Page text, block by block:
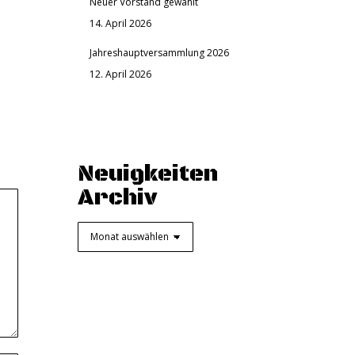
14. April 2026
Jahreshauptversammlung 2026
12. April 2026
Neuigkeiten
Archiv